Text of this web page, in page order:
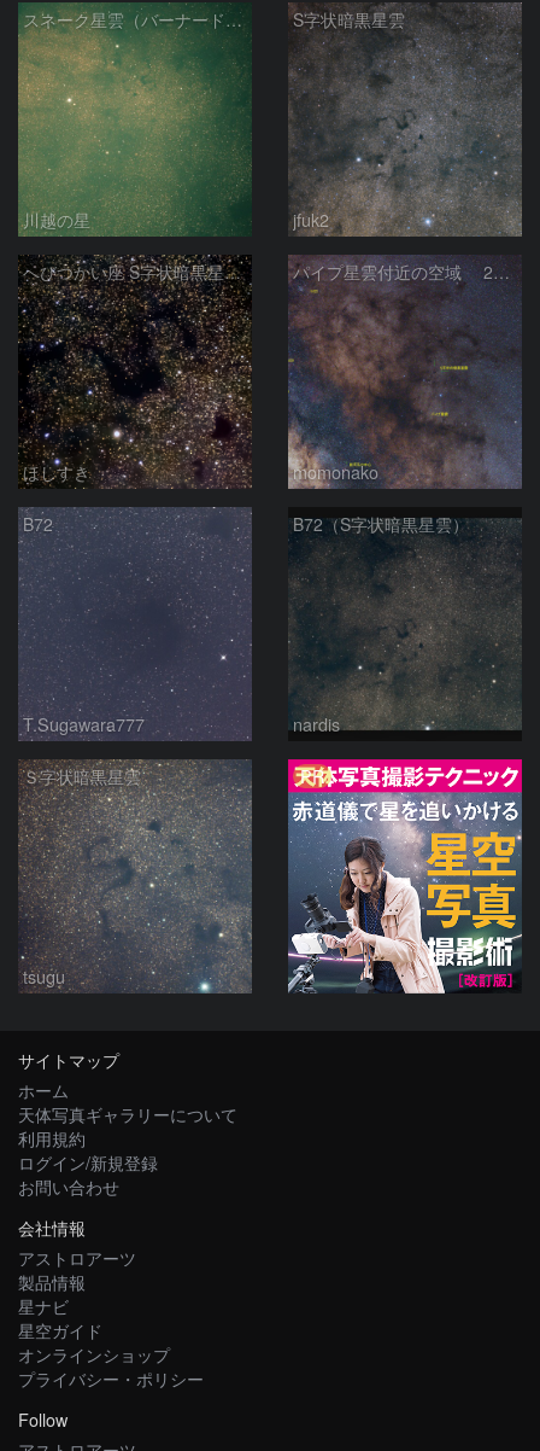
スネーク星雲（バーナード７２）
川越の星
S字状暗黒星雲
jfuk2
へびつかい座 S字状暗黒星雲 バーナード72番
ほしすき
パイプ星雲付近の空域 250430
momonako
B72
T.Sugawara777
B72（S字状暗黒星雲）
nardis
Ｓ字状暗黒星雲
tsugu
PR
サイトマップ
ホーム
天体写真ギャラリーについて
利用規約
ログイン/新規登録
お問い合わせ
会社情報
アストロアーツ
製品情報
星ナビ
星空ガイド
オンラインショップ
プライバシー・ポリシー
Follow